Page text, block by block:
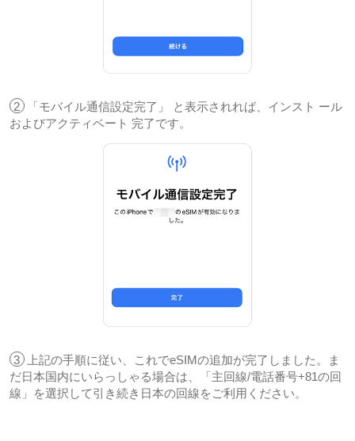
2
「モバイル通信設定完了」 と表示されれば、インスト ール
およびアクティベート 完了です。
3
上記の手順に従い、これでeSIMの追加が完了しました。ま
だ日本国内にいらっしゃる場合は、「主回線/電話番号+81の回
線」を選択して引き続き日本の回線をご利用ください。